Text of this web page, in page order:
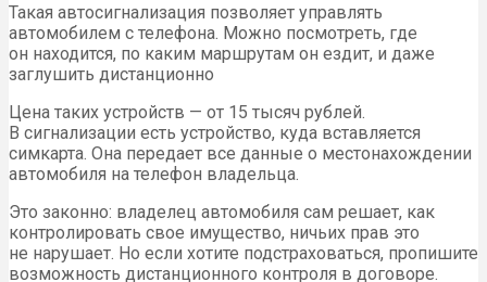
Такая автосигнализация позволяет управлять
автомобилем с телефона. Можно посмотреть, где
он находится, по каким маршрутам он ездит, и даже
заглушить дистанционно
Цена таких устройств — от 15 тысяч рублей.
В сигнализации есть устройство, куда вставляется
симкарта. Она передает все данные о местонахождении
автомобиля на телефон владельца.
Это законно: владелец автомобиля сам решает, как
контролировать свое имущество, ничьих прав это
не нарушает. Но если хотите подстраховаться, пропишите
возможность дистанционного контроля в договоре.